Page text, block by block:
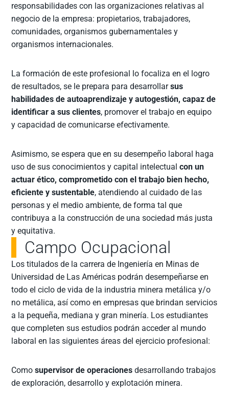
responsabilidades con las organizaciones relativas al
negocio de la empresa: propietarios, trabajadores,
comunidades, organismos gubernamentales y
organismos internacionales.
La formación de este profesional lo focaliza en el logro
de resultados, se le prepara para desarrollarsus
habilidades de autoaprendizaje y autogestión, capaz de
identificar a sus clientes, promover el trabajo en equipo
y capacidad de comunicarse efectivamente.
Asimismo, se espera que en su desempeño laboral haga
uso de sus conocimientos y capital intelectualcon un
actuar ético, comprometido con el trabajo bien hecho,
eficiente y sustentable, atendiendo al cuidado de las
personas y el medio ambiente, de forma tal que
contribuya a la construcción de una sociedad más justa
y equitativa.
Campo Ocupacional
Los titulados de la carrera de Ingeniería en Minas de
Universidad de Las Américas podrán desempeñarse en
todo el ciclo de vida de la industria minera metálica y/o
no metálica, así como en empresas que brindan servicios
a la pequeña, mediana y gran minería. Los estudiantes
que completen sus estudios podrán acceder al mundo
laboral en las siguientes áreas del ejercicio profesional:
Como supervisor de operaciones desarrollando trabajos
de exploración, desarrollo y explotación minera.